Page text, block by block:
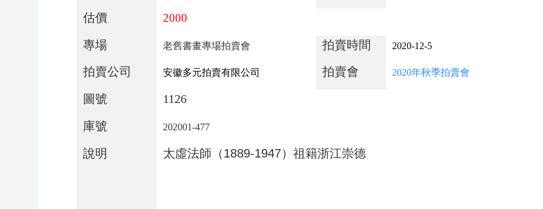
估價 2000
專場 老舊書畫專場拍賣會 拍賣時間 2020-12-5
拍賣公司 安徽多元拍賣有限公司 拍賣會 2020年秋季拍賣會
圖號 1126
庫號 202001-477
說明 太虛法師（1889-1947）祖籍浙江崇德